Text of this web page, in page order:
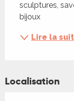
sculptures,
bijoux
Lire la
Localisation